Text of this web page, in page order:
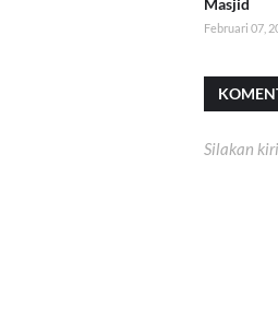
Februari 07,
Silakan